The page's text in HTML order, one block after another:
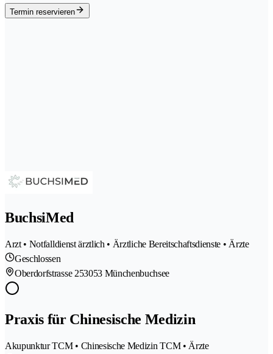
Termin reservieren
BuchsiMed
Arzt • Notfalldienst ärztlich • Ärztliche Bereitschaftsdienste • Ärzte
Geschlossen
Oberdorfstrasse 253053 Münchenbuchsee
Praxis für Chinesische Medizin
Akupunktur TCM • Chinesische Medizin TCM • Ärzte